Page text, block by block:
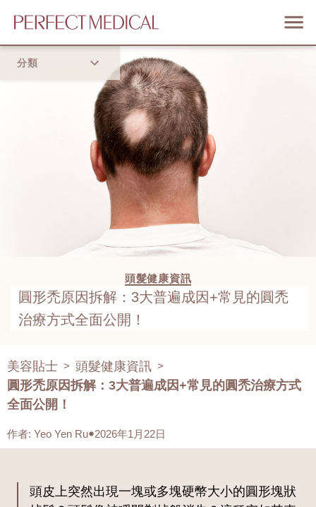
分類
頭髮健康資訊
圓形禿原因拆解：3大普遍成因+常見的圓禿
治療方式全面公開！
美容貼士 > 頭髮健康資訊 >
圓形禿原因拆解：3大普遍成因+常見的圓禿治療方式
全面公開！
作者: Yeo Yen Ru 2026年1月22日
頭皮上突然出現一塊或多塊硬幣大小的圓形塊狀